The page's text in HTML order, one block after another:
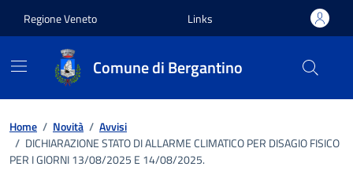
Regione Veneto Links
Comune di Bergantino
Home / Novità / Avvisi
/ DICHIARAZIONE STATO DI ALLARME CLIMATICO PER DISAGIO FISICO
PER I GIORNI 13/08/2025 E 14/08/2025.